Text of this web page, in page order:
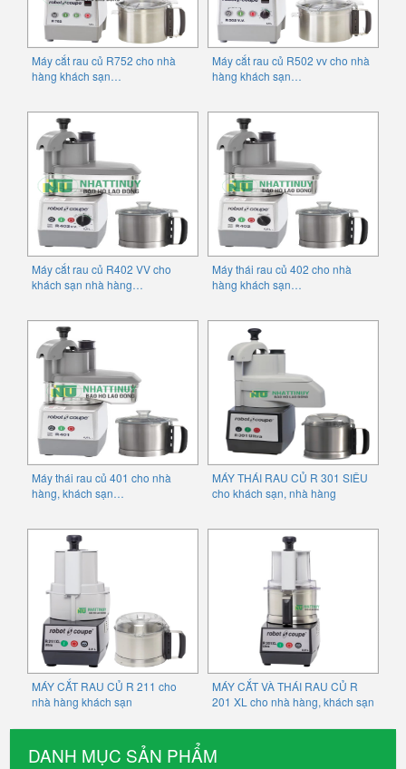
DANH MỤC SẢN PHẨM
Máy cắt rau củ R752 cho nhà
hàng khách sạn…
Máy cắt rau củ R502 vv cho nhà
hàng khách sạn…
Máy cắt rau củ R402 VV cho
khách sạn nhà hàng…
Máy thái rau củ 402 cho nhà
hàng khách sạn…
Máy thái rau củ 401 cho nhà
hàng, khách sạn…
MÁY THÁI RAU CỦ R 301 SIÊU
cho khách sạn, nhà hàng
MÁY CẮT RAU CỦ R 211 cho
nhà hàng khách sạn
MÁY CẮT VÀ THÁI RAU CỦ R
201 XL cho nhà hàng, khách sạn